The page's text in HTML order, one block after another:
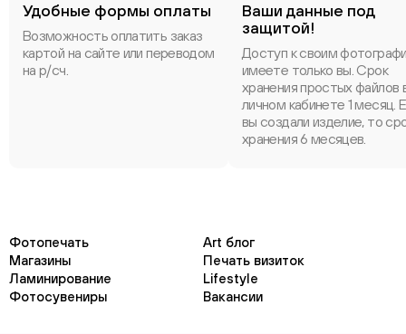
Удобные формы оплаты
Возможность оплатить заказ
картой на сайте или переводом
на р/сч.
Ваши данные под
защитой!
Доступ к своим
имеете только вы. Срок
хранения простых файлов
личном кабинете 1 месяц.
вы создали изделие, то
хранения 6 месяцев.
Фотопечать
Art блог
Магазины
Печать визиток
Ламинирование
Lifestyle
Фотосувениры
Вакансии